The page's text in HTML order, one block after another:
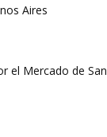
Aires
el Mercado de San